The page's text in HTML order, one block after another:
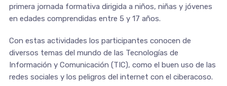
primera jornada formativa dirigida a niños, niñas y jóvenes
en edades comprendidas entre 5 y 17 años.
Con estas actividades los participantes conocen de
diversos temas del mundo de las Tecnologías de
Información y Comunicación (TIC), como el buen uso de las
redes sociales y los peligros del internet con el ciberacoso.